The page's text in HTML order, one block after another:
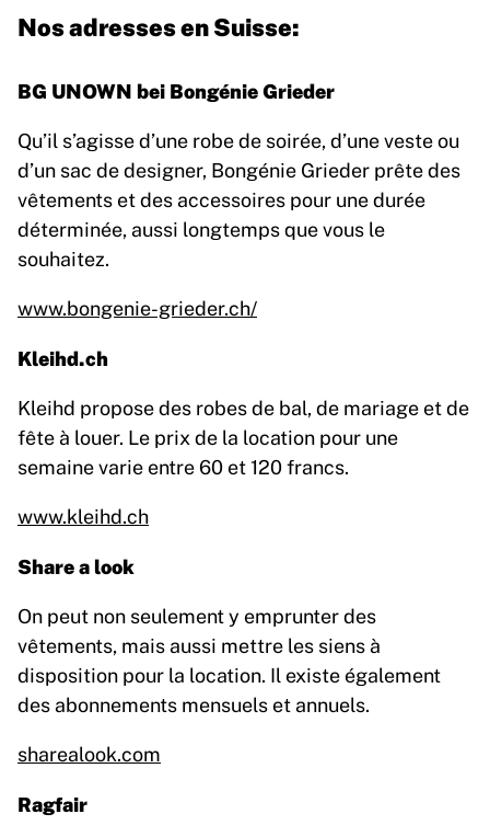
Nos adresses en Suisse:
BG UNOWN bei Bongénie Grieder
Qu’il s’agisse d’une robe de soirée, d’une veste ou
d’un sac de designer, Bongénie Grieder prête des
vêtements et des accessoires pour une durée
déterminée, aussi longtemps que vous le
souhaitez.
www.bongenie-grieder.ch/
Kleihd.ch
Kleihd propose des robes de bal, de mariage et de
fête à louer. Le prix de la location pour une
semaine varie entre 60 et 120 francs.
www.kleihd.ch
Share a look
On peut non seulement y emprunter des
vêtements, mais aussi mettre les siens à
disposition pour la location. Il existe également
des abonnements mensuels et annuels.
sharealook.com
Ragfair